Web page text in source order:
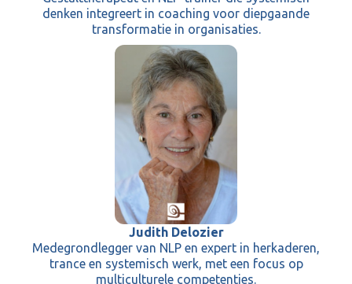
denken integreert in coaching voor diepgaande
transformatie in organisaties.
Judith Delozier
Medegrondlegger van NLP en expert in herkaderen,
trance en systemisch werk, met een focus op
multiculturele competenties.